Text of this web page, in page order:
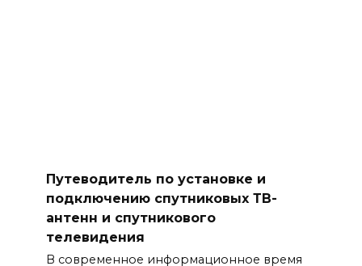
Путеводитель по установке и
подключению спутниковых ТВ-
антенн и спутникового
телевидения
В современное информационное время